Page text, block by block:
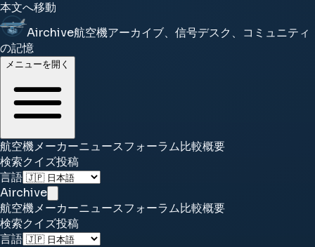
本文へ移動
Airchive航空機アーカイブ、信号デスク、コミュニティ
の記憶
メニューを開く
航空機メーカーニュースフォーラム比較概要
検索クイズ投稿
言語
Airchive
航空機メーカーニュースフォーラム比較概要
検索クイズ投稿
言語